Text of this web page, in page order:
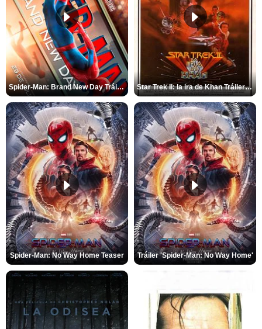
Spider-Man: Brand New Day Tráiler (3) Star Trek II: la ira de Khan Tráiler VO
Spider-Man: No Way Home Teaser Tráiler 'Spider-Man: No Way Home'